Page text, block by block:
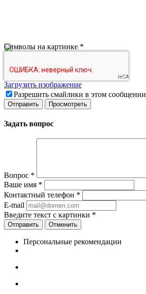
Символы на картинке *
Загрузить изображение
Разрешить смайлики в этом сообщении
Задать вопрос
Вопрос *
Ваше имя *
Контактный телефон *
E-mail
Введите текст с картинки *
Отменить
Персональные рекомендации